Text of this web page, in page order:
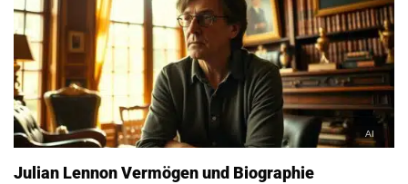
Julian Lennon Vermögen und Biographie